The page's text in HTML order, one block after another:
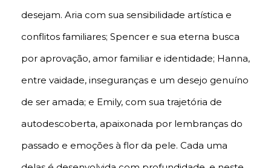
desejam. Aria com sua sensibilidade artística e
conflitos familiares; Spencer e sua eterna busca
por aprovação, amor familiar e identidade; Hanna,
entre vaidade, inseguranças e um desejo genuíno
de ser amada; e Emily, com sua trajetória de
autodescoberta, apaixonada por lembranças do
passado e emoções à flor da pele. Cada uma